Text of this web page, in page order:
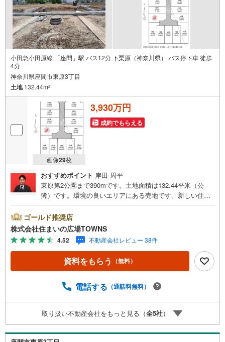
小田急小田原線 「座間」駅 バス12分 下栗原（神奈川県） バス停下車 徒歩
4分
神奈川県座間市東原3丁目
土地132.44m2
画像29枚
3,930万円
成約でもらえる
おすすめポイント 岸田 周平
東原第2公園まで390mです。土地面積は132.44平米（公
簿）です。環境の良いエリアにある売地です。新しい住ま
館などの人が集まる施設や大規模の工場などの建築が禁止
されている第一種住居地域。駅から徒歩10分圏内に立地し
ています。【年中無休/9:00～21:00】人気物件は特にお問
い合わせが集中するため、お早めにお電話下さい。「室
内・現地を見学する」ボタンよりご予約頂くとご見学がス
ムーズです。■その他、各種ご相談も承っております。○住
いの広場TOWNSからお客様へ経験豊富なスタッフが親身に
様掲載物件も併せてご紹介可能ですのでお気軽にお問い合
わせ下さい♪駐車場もございますので、お車でのお越しも
大歓迎です！
ゴールド推奨店
株式会社住まいの広場TOWNS
4.52 不動産会社レビュー 38件
資料をもらう （無料）
電話する （通話料無料）
取り扱い不動産会社をもっと見る（全5社）